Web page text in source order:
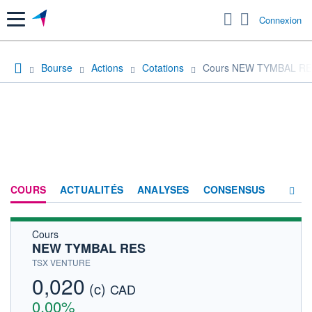
Menu Connexion
Bourse Actions Cotations Cours NEW TYMBAL
COURS ACTUALITÉS ANALYSES CONSENSUS
Cours
NEW TYMBAL RES
TSX VENTURE
0,020 (c) CAD
0,00%